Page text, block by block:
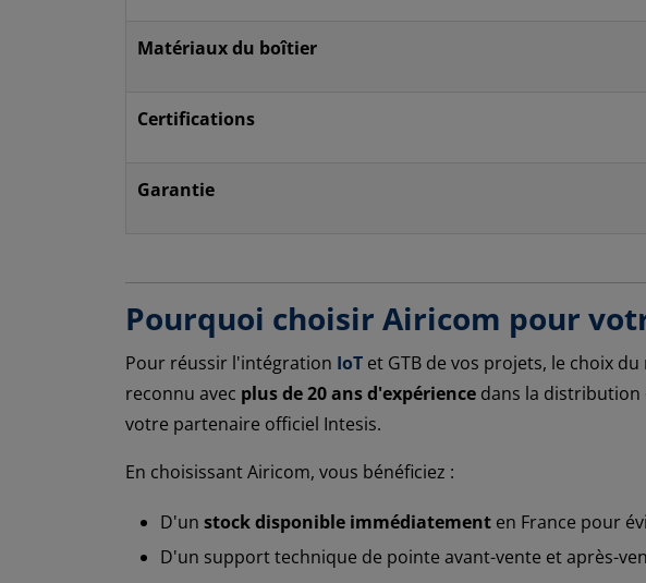
Matériaux du boîtier
Certifications
Garantie
Pourquoi choisir Airicom pour
Pour réussir l'intégration IoT et GTB de vos projets, le choix
reconnu avec plus de 20 ans d'expérience dans la distribution
votre partenaire officiel Intesis.
En choisissant Airicom, vous bénéficiez :
D'un stock disponible immédiatement en France pour
D'un support technique de pointe avant-vente et après-